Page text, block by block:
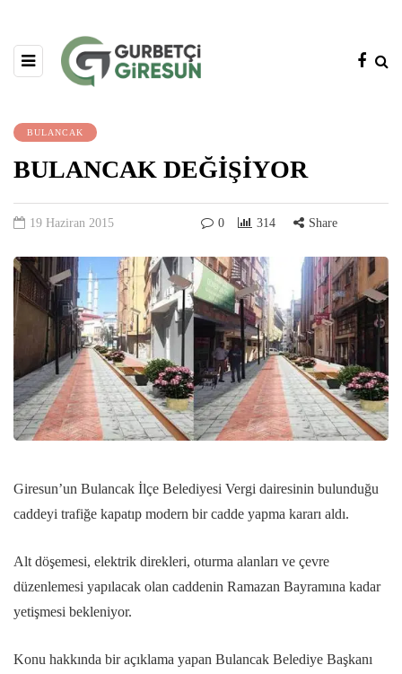
BULANCAK
BULANCAK DEĞİŞİYOR
19 Haziran 2015 0 314 Share
Giresun’un Bulancak İlçe Belediyesi Vergi dairesinin bulunduğu
caddeyi trafiğe kapatıp modern bir cadde yapma kararı aldı.
Alt döşemesi, elektrik direkleri, oturma alanları ve çevre
düzenlemesi yapılacak olan caddenin Ramazan Bayramına kadar
yetişmesi bekleniyor.
Konu hakkında bir açıklama yapan Bulancak Belediye Başkanı